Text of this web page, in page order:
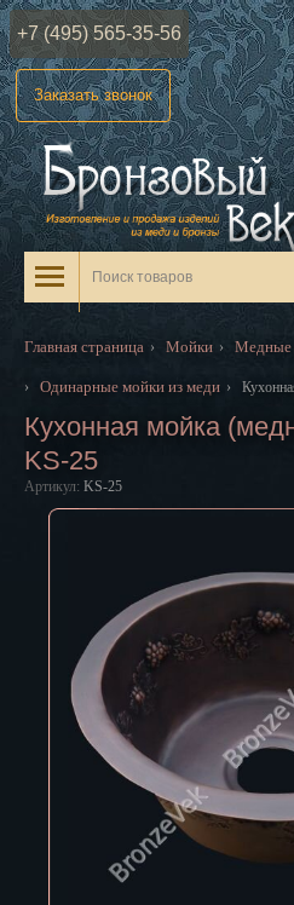
+7 (495) 565-35-56
Заказать звонок
Главная страница › Мойки › Медные
› Одинарные мойки из меди ›
Кухонная мойка
KS-25
Артикул: KS-25